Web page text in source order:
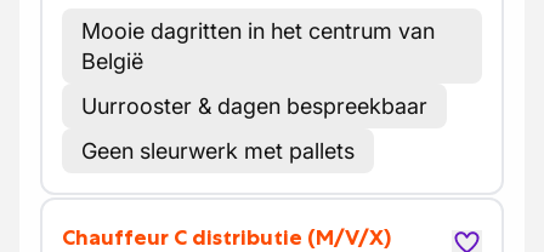
Mooie dagritten in het centrum van
België
Uurrooster & dagen bespreekbaar
Geen sleurwerk met pallets
Chauffeur C distributie (M/V/X)